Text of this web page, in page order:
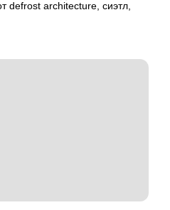
defrost architecture, сиэтл,